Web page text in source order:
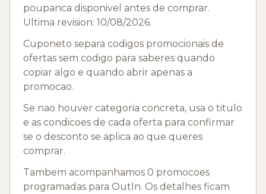
poupanca disponivel antes de comprar.
Ultima revision: 10/08/2026.
Cuponeto separa codigos promocionais de
ofertas sem codigo para saberes quando
copiar algo e quando abrir apenas a
promocao.
Se nao houver categoria concreta, usa o titulo
e as condicoes de cada oferta para confirmar
se o desconto se aplica ao que queres
comprar.
Tambem acompanhamos 0 promocoes
programadas para OutIn. Os detalhes ficam